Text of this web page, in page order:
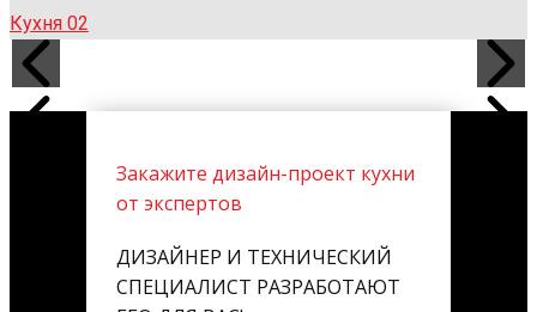
Кухня 02
Закажите дизайн-проект кухни
от экспертов
ДИЗАЙНЕР И ТЕХНИЧЕСКИЙ
СПЕЦИАЛИСТ РАЗРАБОТАЮТ